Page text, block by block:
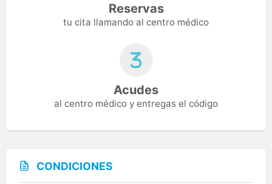
Reservas
tu cita llamando al centro médico
Acudes
al centro médico y entregas el código
CONDICIONES